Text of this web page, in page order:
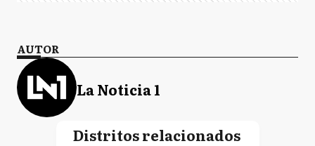
AUTOR
La Noticia 1
Distritos relacionados